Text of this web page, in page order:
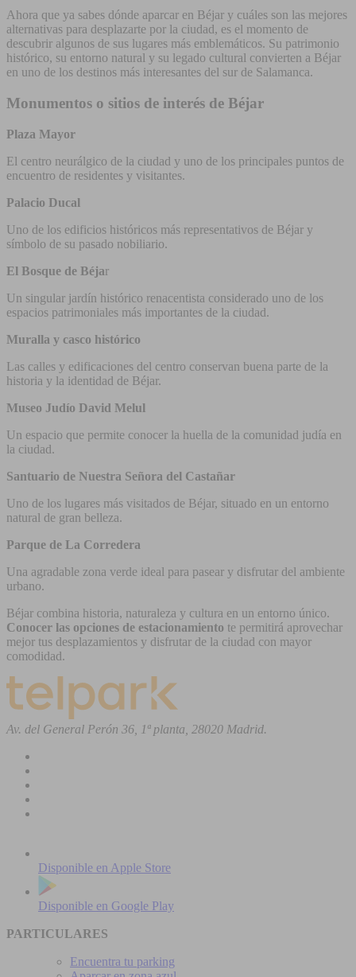
Ahora que ya sabes dónde aparcar en Béjar y cuáles son las mejores
alternativas para desplazarte por la ciudad, es el momento de
descubrir algunos de sus lugares más emblemáticos. Su patrimonio
histórico, su entorno natural y su legado cultural convierten a Béjar
en uno de los destinos más interesantes del sur de Salamanca.
Monumentos o sitios de interés de Béjar
Plaza Mayor
El centro neurálgico de la ciudad y uno de los principales puntos de
encuentro de residentes y visitantes.
Palacio Ducal
Uno de los edificios históricos más representativos de Béjar y
símbolo de su pasado nobiliario.
El Bosque de Béjar
Un singular jardín histórico renacentista considerado uno de los
espacios patrimoniales más importantes de la ciudad.
Muralla y casco histórico
Las calles y edificaciones del centro conservan buena parte de la
historia y la identidad de Béjar.
Museo Judío David Melul
Un espacio que permite conocer la huella de la comunidad judía en
la ciudad.
Santuario de Nuestra Señora del Castañar
Uno de los lugares más visitados de Béjar, situado en un entorno
natural de gran belleza.
Parque de La Corredera
Una agradable zona verde ideal para pasear y disfrutar del ambiente
urbano.
Béjar combina historia, naturaleza y cultura en un entorno único.
Conocer las opciones de estacionamiento te permitirá aprovechar
mejor tus desplazamientos y disfrutar de la ciudad con mayor
comodidad.
Av. del General Perón 36, 1ª planta, 28020 Madrid.
Disponible en Apple Store
Disponible en Google Play
PARTICULARES
Encuentra tu parking